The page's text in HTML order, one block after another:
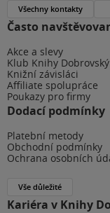
Často
Akce a slevy
Klub Knihy Dobrovský
Knižní závisláci
Affiliate spolupráce
Poukazy pro firmy
Dodací podmínky
Platební metody
Obchodní podmínky
Ochrana osobních
Vše důležité
Kariéra v Knihy
Všechny kontakty